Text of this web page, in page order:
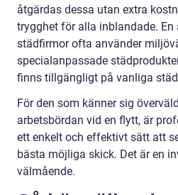
åtgärdas dessa utan extra
trygghet för alla inblandade.
städfirmor ofta använder
specialanpassade
finns tillgängligt på vanliga
För den som känner sig
arbetsbördan vid en flytt, är
ett enkelt och effektivt sätt att
bästa möjliga skick. Det är en
välmående.